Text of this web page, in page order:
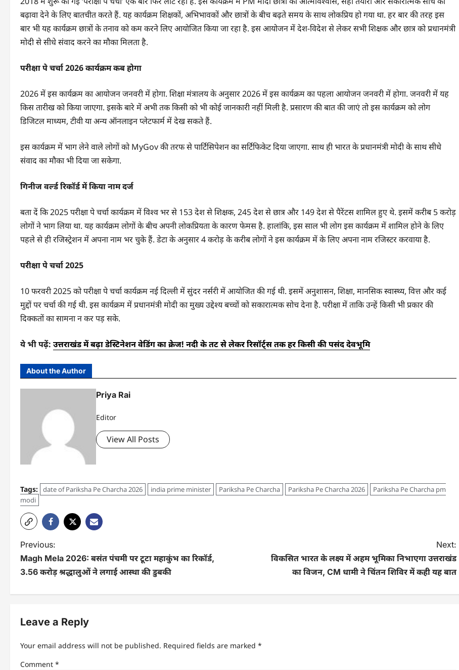
बढ़ावा देने के लिए बातचीत करते हैं. यह कार्यक्रम शिक्षकों, अभिभावकों और छात्रों के बीच बढ़ते समय के साथ लोकप्रिय हो गया था. हर बार की तरह इस
बार भी यह कार्यक्रम छात्रों के तनाव को कम करने लिए आयोजित किया जा रहा है. इस आयोजन में देश-विदेश से लेकर सभी शिक्षक और छात्र को प्रधानमंत्री
मोदी से सीधे संवाद करने का मौका मिलता है.
परीक्षा पे चर्चा 2026 कार्यक्रम कब होगा
2026 में इस कार्यक्रम का आयोजन जनवरी में होगा. शिक्षा मंत्रालय के अनुसार 2026 में इस कार्यक्रम का पहला आयोजन जनवरी में होगा. जनवरी में यह
किस तारीख को किया जाएगा. इसके बारे में अभी तक किसी को भी कोई जानकारी नहीं मिली है. प्रसारण की बात की जाएं तो इस कार्यक्रम को लोग
डिजिटल माध्यम, टीवी या अन्य ऑनलाइन प्लेटफार्म में देख सकते हैं.
इस कार्यक्रम में भाग लेने वाले लोगों को MyGov की तरफ से पार्टिसिपेशन का सर्टिफिकेट दिया जाएगा. साथ ही भारत के प्रधानमंत्री मोदी के साथ सीधे
संवाद का मौका भी दिया जा सकेगा.
गिनीज वर्ल्ड रिकॉर्ड में किया नाम दर्ज
बता दें कि 2025 परीक्षा पे चर्चा कार्यक्रम में विश्व भर से 153 देश से शिक्षक, 245 देश से छात्र और 149 देश से पैरेंटस शामिल हुए थे. इसमें करीब 5 करोड़
लोगों ने भाग लिया था. यह कार्यक्रम लोगों के बीच अपनी लोकप्रियता के कारण फेमस है. हालांकि, इस साल भी लोग इस कार्यक्रम में शामिल होने के लिए
पहले से ही रजिस्ट्रेशन में अपना नाम भर चुके हैं. डेटा के अनुसार 4 करोड़ के करीब लोगों ने इस कार्यक्रम में के लिए अपना नाम रजिस्टर करवाया है.
परीक्षा पे चर्चा 2025
10 फरवरी 2025 को परीक्षा पे चर्चा कार्यक्रम नई दिल्ली में सुंदर नर्सरी में आयोजित की गई थी. इसमें अनुशासन, शिक्षा, मानसिक स्वास्थ्य, वित्त और कई
मुद्दों पर चर्चा की गई थी. इस कार्यक्रम में प्रधानमंत्री मोदी का मुख्य उद्देश्य बच्चों को सकारात्मक सोच देना है. परीक्षा में ताकि उन्हें किसी भी प्रकार की
दिक्कतों का सामना न कर पड़ सके.
ये भी पढ़ें: उत्तराखंड में बढ़ा डेस्टिनेशन वेडिंग का क्रेज! नदी के तट से लेकर रिसॉर्ट्स तक हर किसी की पसंद देवभूमि
About the Author
Priya Rai
Editor
View All Posts
Tags: date of Pariksha Pe Charcha 2026 india prime minister Pariksha Pe Charcha Pariksha Pe Charcha 2026
Pariksha Pe Charcha pm
modi
Previous:
Magh Mela 2026: बसंत पंचमी पर टूटा महाकुंभ का रिकॉर्ड,
3.56 करोड़ श्रद्धालुओं ने लगाई आस्था की डुबकी
Next:
विकसित भारत के लक्ष्य में अहम भूमिका निभाएगा उत्तराखंड
का विजन, CM धामी ने चिंतन शिविर में कही यह बात
Leave a Reply
Your email address will not be published. Required fields are marked *
Comment *